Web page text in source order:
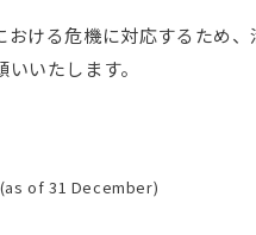
ける危機に対応するため、
いたします。
of 31 December)